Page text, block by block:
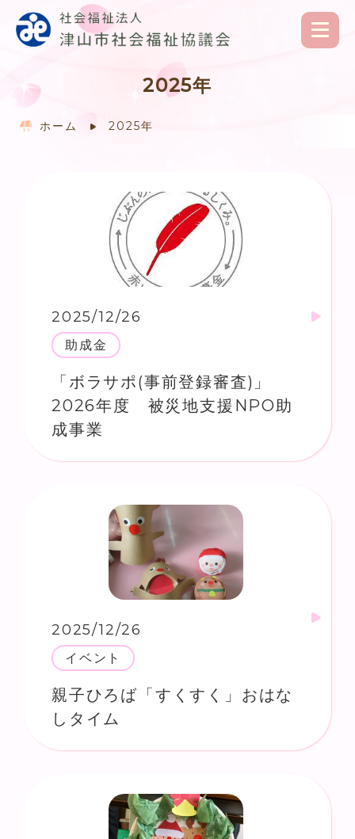
2025年
ホーム 2025年
2025/12/26
助成金
「ボラサポ(事前登録審査)」
2026年度 被災地支援NPO助
成事業
2025/12/26
イベント
親子ひろば「すくすく」おはな
しタイム